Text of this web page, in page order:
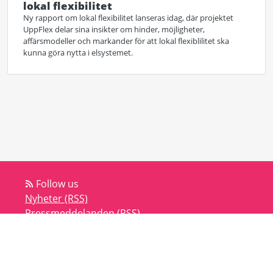
lokal flexibilitet
Ny rapport om lokal flexibilitet lanseras idag, där projektet
UppFlex delar sina insikter om hinder, möjligheter,
affärsmodeller och markander för att lokal flexiblilitet ska
kunna göra nytta i elsystemet.
Follow us
Nyheter (RSS)
Pressmeddelanden (RSS)